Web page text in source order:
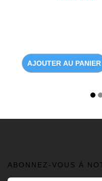
AJOUTER AU PANIER
ABONNEZ-VOUS À